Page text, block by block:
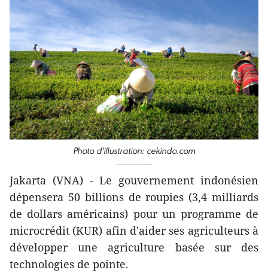
Photo d'illustration: cekindo.com
Jakarta (VNA) - Le gouvernement indonésien
dépensera 50 billions de roupies (3,4 milliards
de dollars américains) pour un programme de
microcrédit (KUR) afin d'aider ses agriculteurs à
développer une agriculture basée sur des
technologies de pointe.